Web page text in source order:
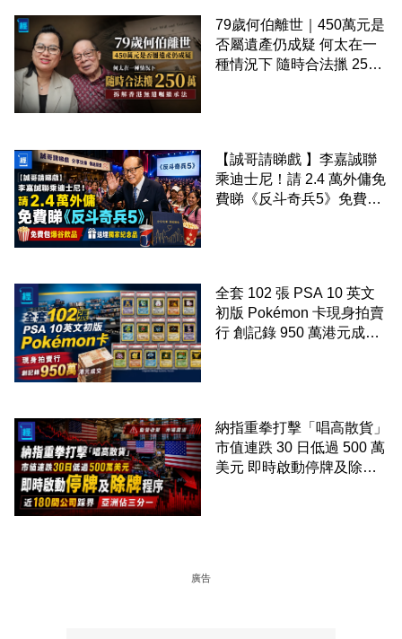
79歲何伯離世｜450萬元是
否屬遺產仍成疑 何太在一
種情況下 隨時合法擸 250
【誠哥請睇戲 】李嘉誠聯
乘迪士尼！請 2.4 萬外傭免
費睇《反斗奇兵5》免費包
全套 102 張 PSA 10 英文
初版 Pokémon 卡現身拍賣
行 創記錄 950 萬港元成交
納指重拳打擊「唱高散貨」
市值連跌 30 日低過 500 萬
美元 即時啟動停牌及除牌
廣告